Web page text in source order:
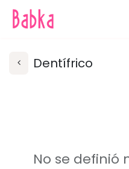
Dentífrico
No se definió